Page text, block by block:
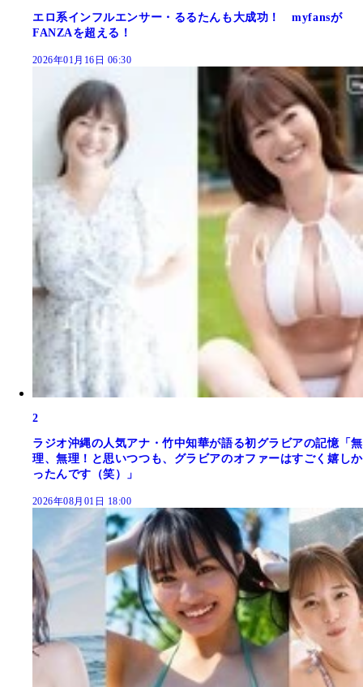
エロ系インフルエンサー・るるたんも大成功！ myfansが
FANZAを超える！
2026年01月16日 06:30
2
ラジオ沖縄の人気アナ・竹中知華が語る初グラビアの記憶「無
理、無理！と思いつつも、グラビアのオファーはすごく嬉しか
ったんです（笑）」
2026年08月01日 18:00